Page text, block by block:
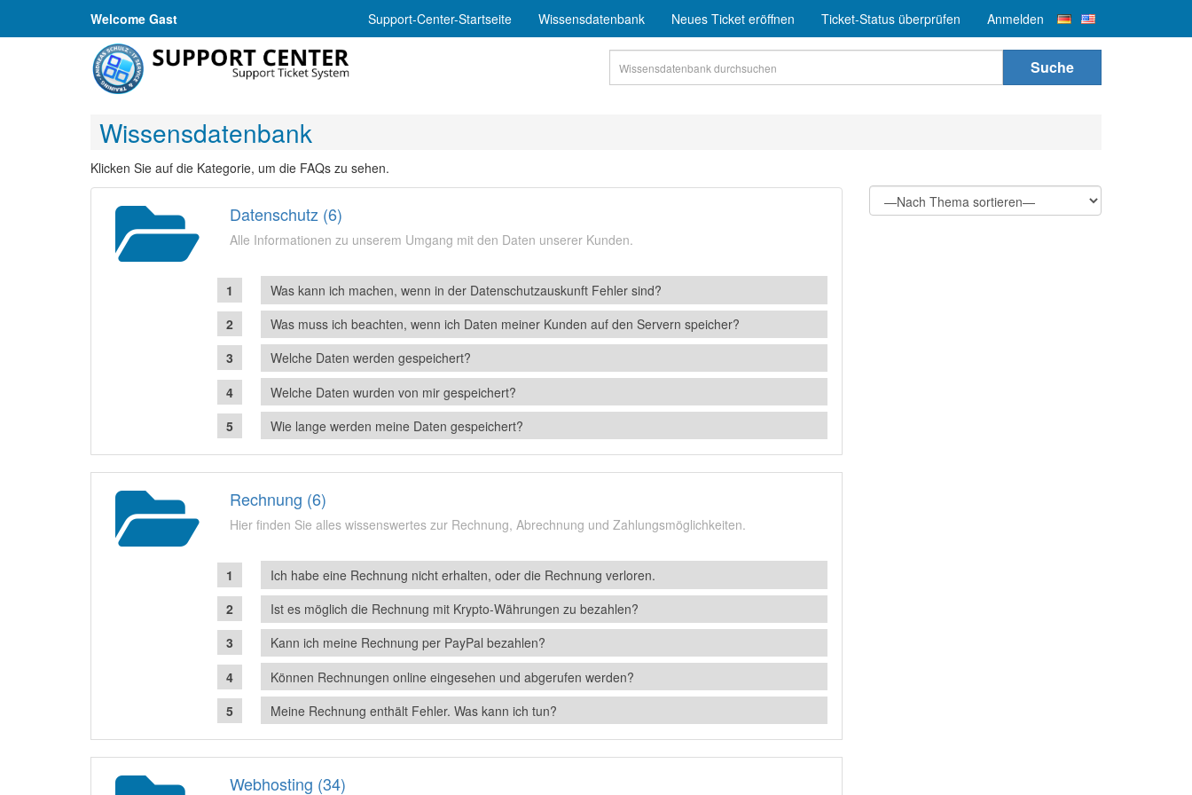
Welcome Gast Support-Center-Startseite Wissensdatenbank Neues Ticket eröffnen Ticket-Status überprüfen Anmelden
Suche
Wissensdatenbank
Klicken Sie auf die Kategorie, um die FAQs zu sehen.
Datenschutz (6)
Alle Informationen zu unserem Umgang mit den Daten unserer Kunden.
Was kann ich machen, wenn in der Datenschutzauskunft Fehler sind?
Was muss ich beachten, wenn ich Daten meiner Kunden auf den Servern speicher?
Welche Daten werden gespeichert?
Welche Daten wurden von mir gespeichert?
Wie lange werden meine Daten gespeichert?
Rechnung (6)
Hier finden Sie alles wissenswertes zur Rechnung, Abrechnung und Zahlungsmöglichkeiten.
Ich habe eine Rechnung nicht erhalten, oder die Rechnung verloren.
Ist es möglich die Rechnung mit Krypto-Währungen zu bezahlen?
Kann ich meine Rechnung per PayPal bezahlen?
Können Rechnungen online eingesehen und abgerufen werden?
Meine Rechnung enthält Fehler. Was kann ich tun?
Webhosting (34)